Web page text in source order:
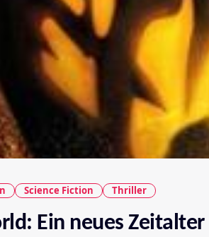
Science Fiction Thriller
Ein neues Zeitalter